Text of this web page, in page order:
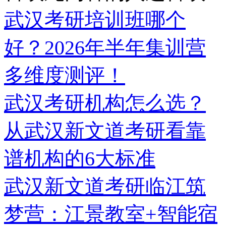
武汉考研培训班哪个
好？2026年半年集训营
多维度测评！
武汉考研机构怎么选？
从武汉新文道考研看靠
谱机构的6大标准
武汉新文道考研临江筑
梦营：江景教室+智能宿